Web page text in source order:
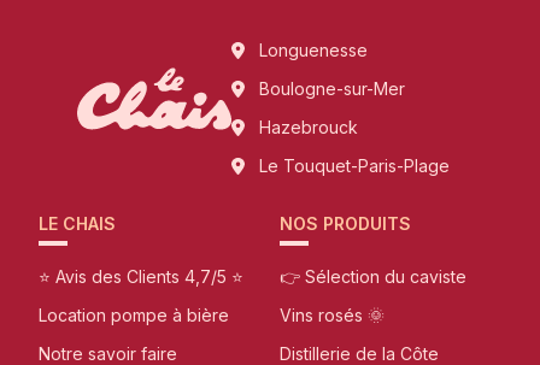
Longuenesse
Boulogne-sur-Mer
Hazebrouck
Le Touquet-Paris-Plage
LE CHAIS
⭐ Avis des Clients 4,7/5 ⭐
Location pompe à bière
Notre savoir faire
NOS PRODUITS
👉 Sélection du caviste
Vins rosés 🌞
Distillerie de la Côte